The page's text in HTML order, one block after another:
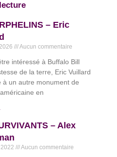
– Eric
Aucun commentaire
intéressé à Buffalo Bill
de la terre, Eric Vuillard
à un autre monument de
en
– Alex
2022 Aucun commentaire